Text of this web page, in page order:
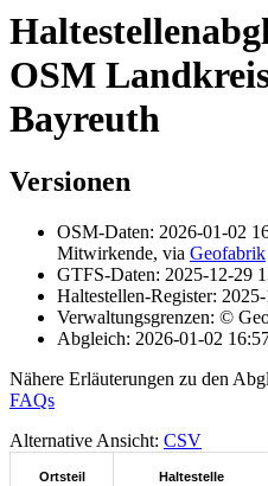
OSM
Bayreuth
Versionen
OSM-Daten: 2026-01-02
Mitwirkende, via Geofabrik
GTFS-Daten: 2025-12-29
Haltestellen-Register:
Verwaltungsgrenzen: ©
Abgleich: 2026-01-02
Nähere Erläuterungen zu den
FAQs
Alternative Ansicht: CSV
Ortsteil Haltestelle